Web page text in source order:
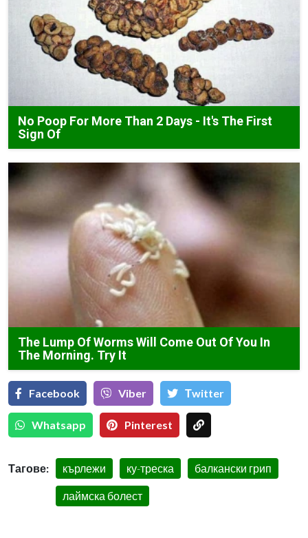
No Poop For More Than 2 Days - It's The First
Sign Of
The Lump Of Worms Will Come Out Of You In
The Morning. Try It
Facebook Viber Тwitter
Whatsapp Pinterest
Тагове: кърлежи ку-треска балкански грип
лаймска болест